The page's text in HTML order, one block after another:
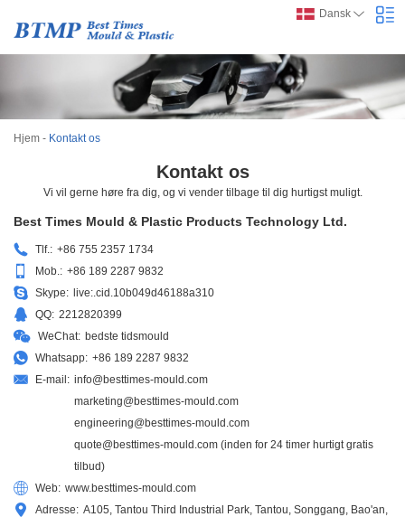
Dansk
Hjem - Kontakt os
Kontakt os
Vi vil gerne høre fra dig, og vi vender tilbage til dig hurtigst muligt.
Best Times Mould & Plastic Products Technology Ltd.
Tlf.: +86 755 2357 1734
Mob.: +86 189 2287 9832
Skype: live:.cid.10b049d46188a310
QQ: 2212820399
WeChat: bedste tidsmould
Whatsapp: +86 189 2287 9832
E-mail: info@besttimes-mould.com
marketing@besttimes-mould.com
engineering@besttimes-mould.com
quote@besttimes-mould.com (inden for 24 timer hurtigt gratis
tilbud)
Web: www.besttimes-mould.com
Adresse: A105, Tantou Third Industrial Park, Tantou, Songgang, Bao'an,